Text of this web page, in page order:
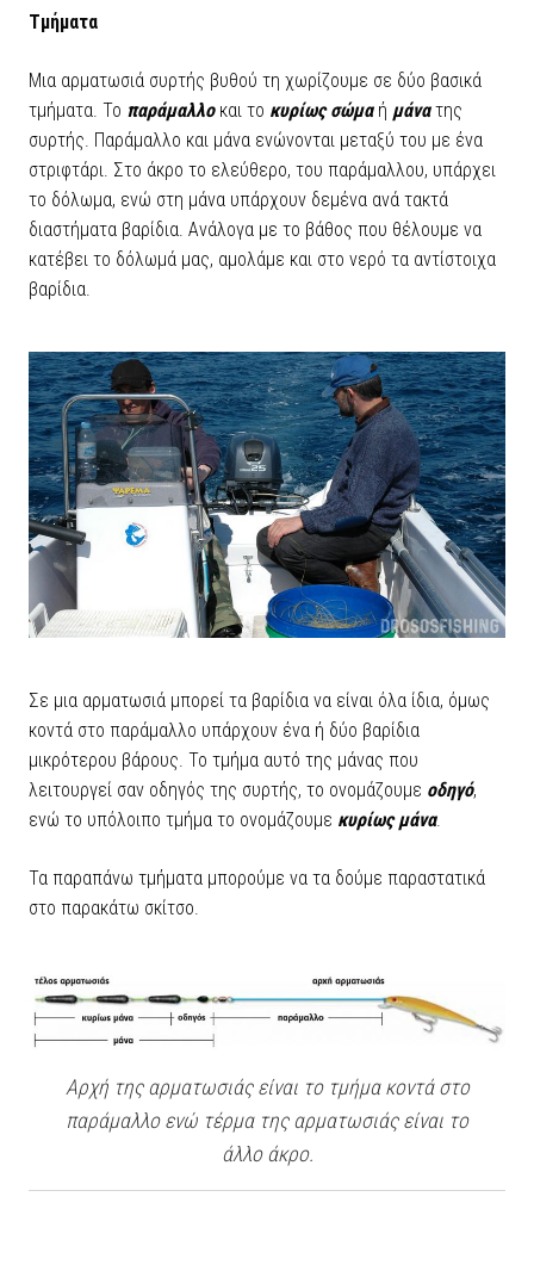
Τμήματα
Μια αρματωσιά συρτής βυθού τη χωρίζουμε σε δύο βασικά
τμήματα. Το παράμαλλοκαι το κυρίως σώμαή μάνατης
συρτής. Παράμαλλο και μάνα ενώνονται μεταξύ του με ένα
στριφτάρι. Στο άκρο το ελεύθερο, του παράμαλλου, υπάρχει
το δόλωμα, ενώ στη μάνα υπάρχουν δεμένα ανά τακτά
διαστήματα βαρίδια. Ανάλογα με το βάθος που θέλουμε να
κατέβει το δόλωμά μας, αμολάμε και στο νερό τα αντίστοιχα
βαρίδια.
Σε μια αρματωσιά μπορεί τα βαρίδια να είναι όλα ίδια, όμως
κοντά στο παράμαλλο υπάρχουν ένα ή δύο βαρίδια
μικρότερου βάρους. Το τμήμα αυτό της μάνας που
λειτουργεί σαν οδηγός της συρτής, το ονομάζουμε οδηγό,
ενώ το υπόλοιπο τμήμα το ονομάζουμε κυρίως μάνα.
Τα παραπάνω τμήματα μπορούμε να τα δούμε παραστατικά
στο παρακάτω σκίτσο.
Αρχή της αρματωσιάς είναι το τμήμα κοντά στο
παράμαλλο ενώ τέρμα της αρματωσιάς είναι το
άλλο άκρο.